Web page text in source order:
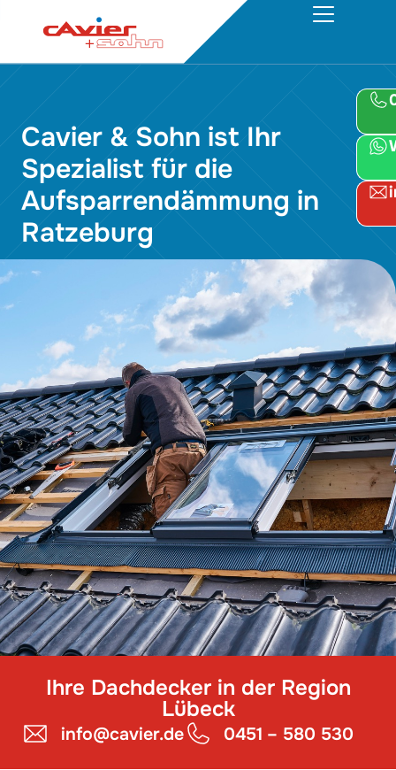
Cavier & Sohn ist Ihr
Spezialist für die
Aufsparrendämmung in
Ratzeburg
Ihre Dachdecker in der Region
Lübeck
info@cavier.de 0451 – 580 530